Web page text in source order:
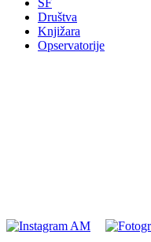
SF
Društva
Knjižara
Opservatorije